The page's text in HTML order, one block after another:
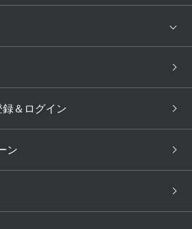
une nana cool
Mens Innerwear
ワコールスタイル
ム
人間科学研究開発センター見
学
＆ログイン
ン